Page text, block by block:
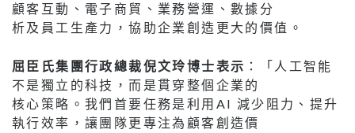
顧客互動、電子商貿、業務營運、數據分
析及員工生產力，協助企業創造更大的價值。
屈臣氏集團行政總裁倪文玲博士表示 ：「人工智能
不是獨立的科技，而是貫穿整個企業的
核心策略。我們首要任務是利用AI 減少阻力、提升
執行效率，讓團隊更專注為顧客創造價